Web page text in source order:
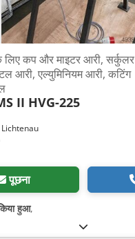
लिए कप और माइटर आरी, सर्कुलर
आरी, एल्युमिनियम आरी, कटिंग
II HVG-225
पूछना
हुआ,